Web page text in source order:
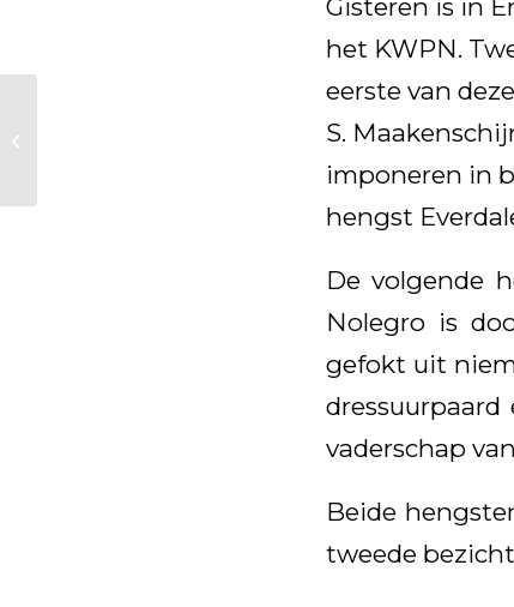
Gisteren is in
het KWPN.
eerste van
S.
imponeren in
hengst
De volgende
Nolegro is
gefokt uit
vaderschap
Beide
tweede